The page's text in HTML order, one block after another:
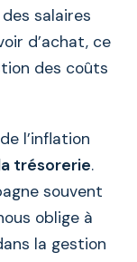
salaires
d’achat, ce
des coûts
l’inflation
trésorerie.
souvent
oblige à
la gestion